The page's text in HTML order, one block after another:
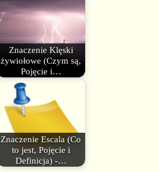
Znaczenie Klęski
żywiołowe (Czym są,
Pojęcie i…
Znaczenie Escala (Co
to jest, Pojęcie i
Definicja) -…